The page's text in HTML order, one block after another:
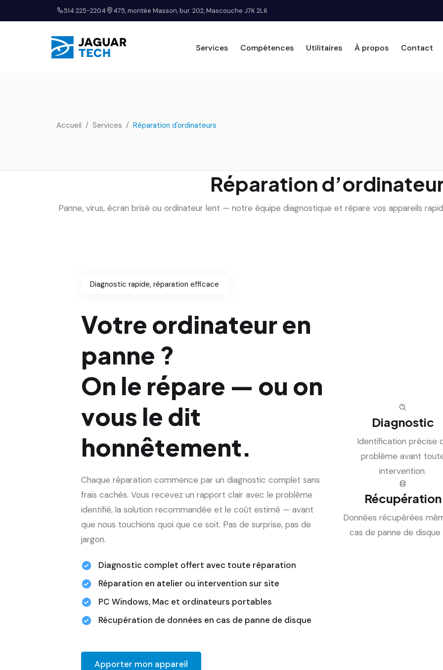
514 225-2204 475, montée Masson, bur. 202, Mascouche J7K 2L6
Services Compétences Utilitaires À propos Contact
Accueil Services Réparation d'ordinateurs
Réparation
Panne, virus, écran brisé ou ordinateur lent — notre équipe diagnostique et répare vos appareils
Diagnostic rapide, réparation efficace
Votre ordinateur en
panne ?
On le répare — ou on
vous le dit
honnêtement.
Chaque réparation commence par un diagnostic complet sans
frais cachés. Vous recevez un rapport clair avec le problème
identifié, la solution recommandée et le coût estimé — avant
que nous touchions quoi que ce soit. Pas de surprise, pas de
jargon.
Diagnostic complet offert avec toute réparation
Réparation en atelier ou intervention sur site
PC Windows, Mac et ordinateurs portables
Récupération de données en cas de panne de disque
Apporter mon appareil
Diagnostic
Identification précise
problème avant
intervention.
Récupération
Données récupérées
cas de panne de disque